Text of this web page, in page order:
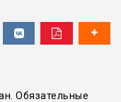
Обязательные